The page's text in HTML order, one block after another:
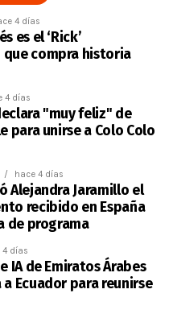
4 días
es el ‘Rick’
compra historia
4 días
"muy feliz" de
para unirse a Colo Colo
hace 4 días
Alejandra Jaramillo el
recibido en España
de programa
4 días
IA de Emiratos Árabes
Ecuador para reunirse